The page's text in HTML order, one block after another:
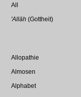
All
'Allāh (Gottheit)
Allopathie
Almosen
Alphabet